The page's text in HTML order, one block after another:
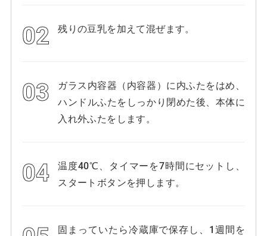
残りの豆乳を加えて混ぜます。
ガラス内容器（内容器）に内ふたをはめ、
ハンドルふたをしっかり閉めた後、本体に
入れ外ふたをします。
温度40℃、タイマーを7時間にセットし、
スタートボタンを押します。
固まっていたら冷蔵庫で保存し、1週間を